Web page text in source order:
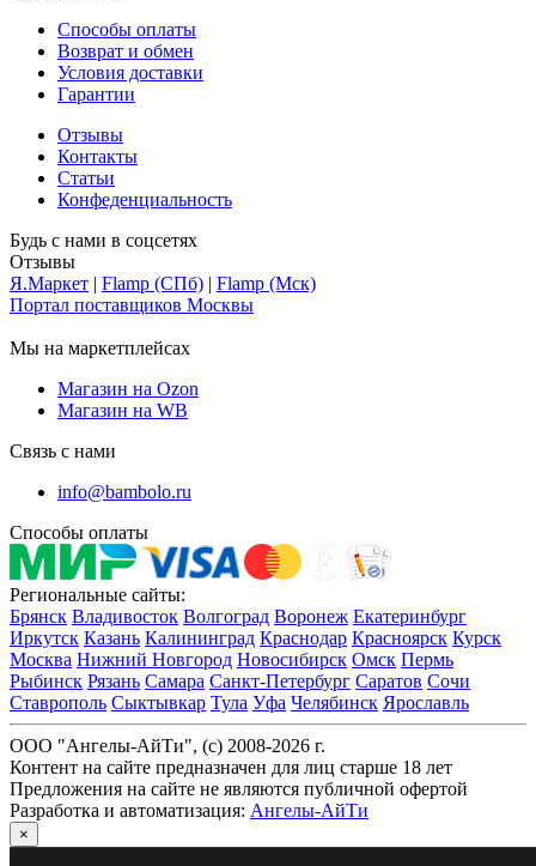
Способы оплаты
Возврат и обмен
Условия доставки
Гарантии
Отзывы
Контакты
Статьи
Конфеденциальность
Будь с нами в соцсетях
Отзывы
Я.Маркет | Flamp (СПб) | Flamp (Мск)
Портал поставщиков Москвы
Мы на маркетплейсах
Магазин на Ozon
Магазин на WB
Связь с нами
info@bambolo.ru
Способы оплаты
Региональные сайты:
Брянск Владивосток Волгоград Воронеж Екатеринбург
Иркутск Казань Калининград Краснодар Красноярск Курск
Москва Нижний Новгород Новосибирск Омск Пермь
Рыбинск Рязань Самара Санкт-Петербург Саратов Сочи
Ставрополь Сыктывкар Тула Уфа Челябинск Ярославль
ООО "Ангелы-АйТи", (c) 2008-2026 г.
Контент на сайте предназначен для лиц старше 18 лет
Предложения на сайте не являются публичной офертой
Разработка и автоматизация: Ангелы-АйТи
×